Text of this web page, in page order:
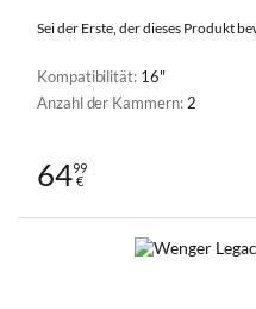
Sei der Erste, der dieses Produkt
Kompatibilität: 16"
Anzahl der Kammern: 2
6499
€